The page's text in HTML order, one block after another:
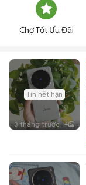
Chợ Tốt Ưu Đãi
Tin hết hạn
3 tháng trước 4